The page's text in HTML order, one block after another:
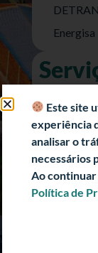
DETRAN
Energisa
e-SIC
História
Este site
experiência
analisar o
necessários
Ao continuar
Política de